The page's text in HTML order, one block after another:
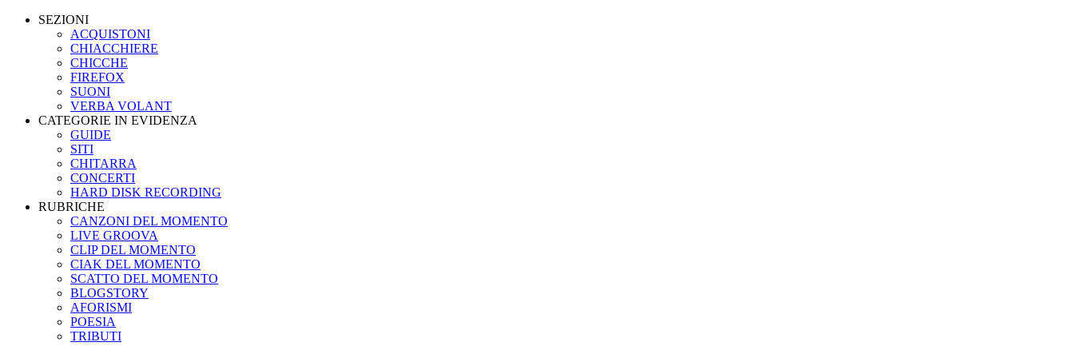
SEZIONI
ACQUISTONI
CHIACCHIERE
CHICCHE
FIREFOX
SUONI
VERBA VOLANT
CATEGORIE IN EVIDENZA
GUIDE
SITI
CHITARRA
CONCERTI
HARD DISK RECORDING
RUBRICHE
CANZONI DEL MOMENTO
LIVE GROOVA
CLIP DEL MOMENTO
CIAK DEL MOMENTO
SCATTO DEL MOMENTO
BLOGSTORY
AFORISMI
POESIA
TRIBUTI